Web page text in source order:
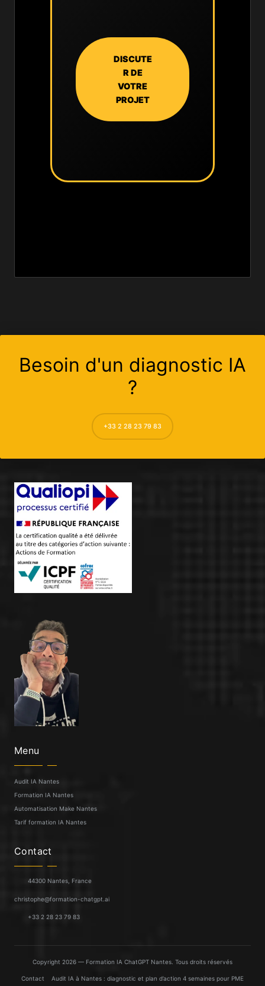
DISCUTE
R DE
VOTRE
PROJET
Besoin d'un diagnostic IA
?
+33 2 28 23 79 83
Menu
Audit IA Nantes
Formation IA Nantes
Automatisation Make Nantes
Tarif formation IA Nantes
Contact
44300 Nantes, France
christophe@formation-chatgpt.ai
+33 2 28 23 79 83
Copyright 2026 — Formation IA ChatGPT Nantes. Tous droits réservés
Contact Audit IA à Nantes : diagnostic et plan d’action 4 semaines pour PME